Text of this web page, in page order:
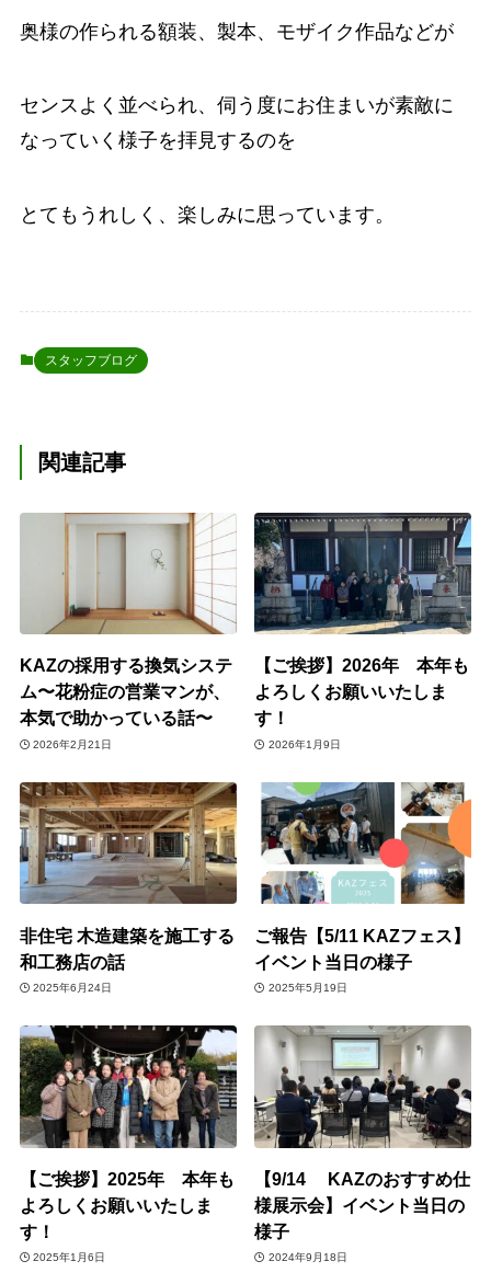
奥様の作られる額装、製本、モザイク作品などが
センスよく並べられ、伺う度にお住まいが素敵に
なっていく様子を拝見するのを
とてもうれしく、楽しみに思っています。
スタッフブログ
関連記事
KAZの採用する換気システ
ム〜花粉症の営業マンが、
本気で助かっている話〜
2026年2月21日
【ご挨拶】2026年 本年も
よろしくお願いいたしま
す！
2026年1月9日
非住宅 木造建築を施工する
和工務店の話
2025年6月24日
ご報告【5/11 KAZフェス】
イベント当日の様子
2025年5月19日
【ご挨拶】2025年 本年も
よろしくお願いいたしま
す！
2025年1月6日
【9/14 KAZのおすすめ仕
様展示会】イベント当日の
様子
2024年9月18日